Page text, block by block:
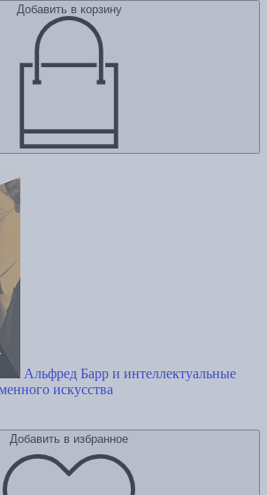
Добавить в корзину
Альфред Барр и интеллектуальные
искусства
Добавить в избранное